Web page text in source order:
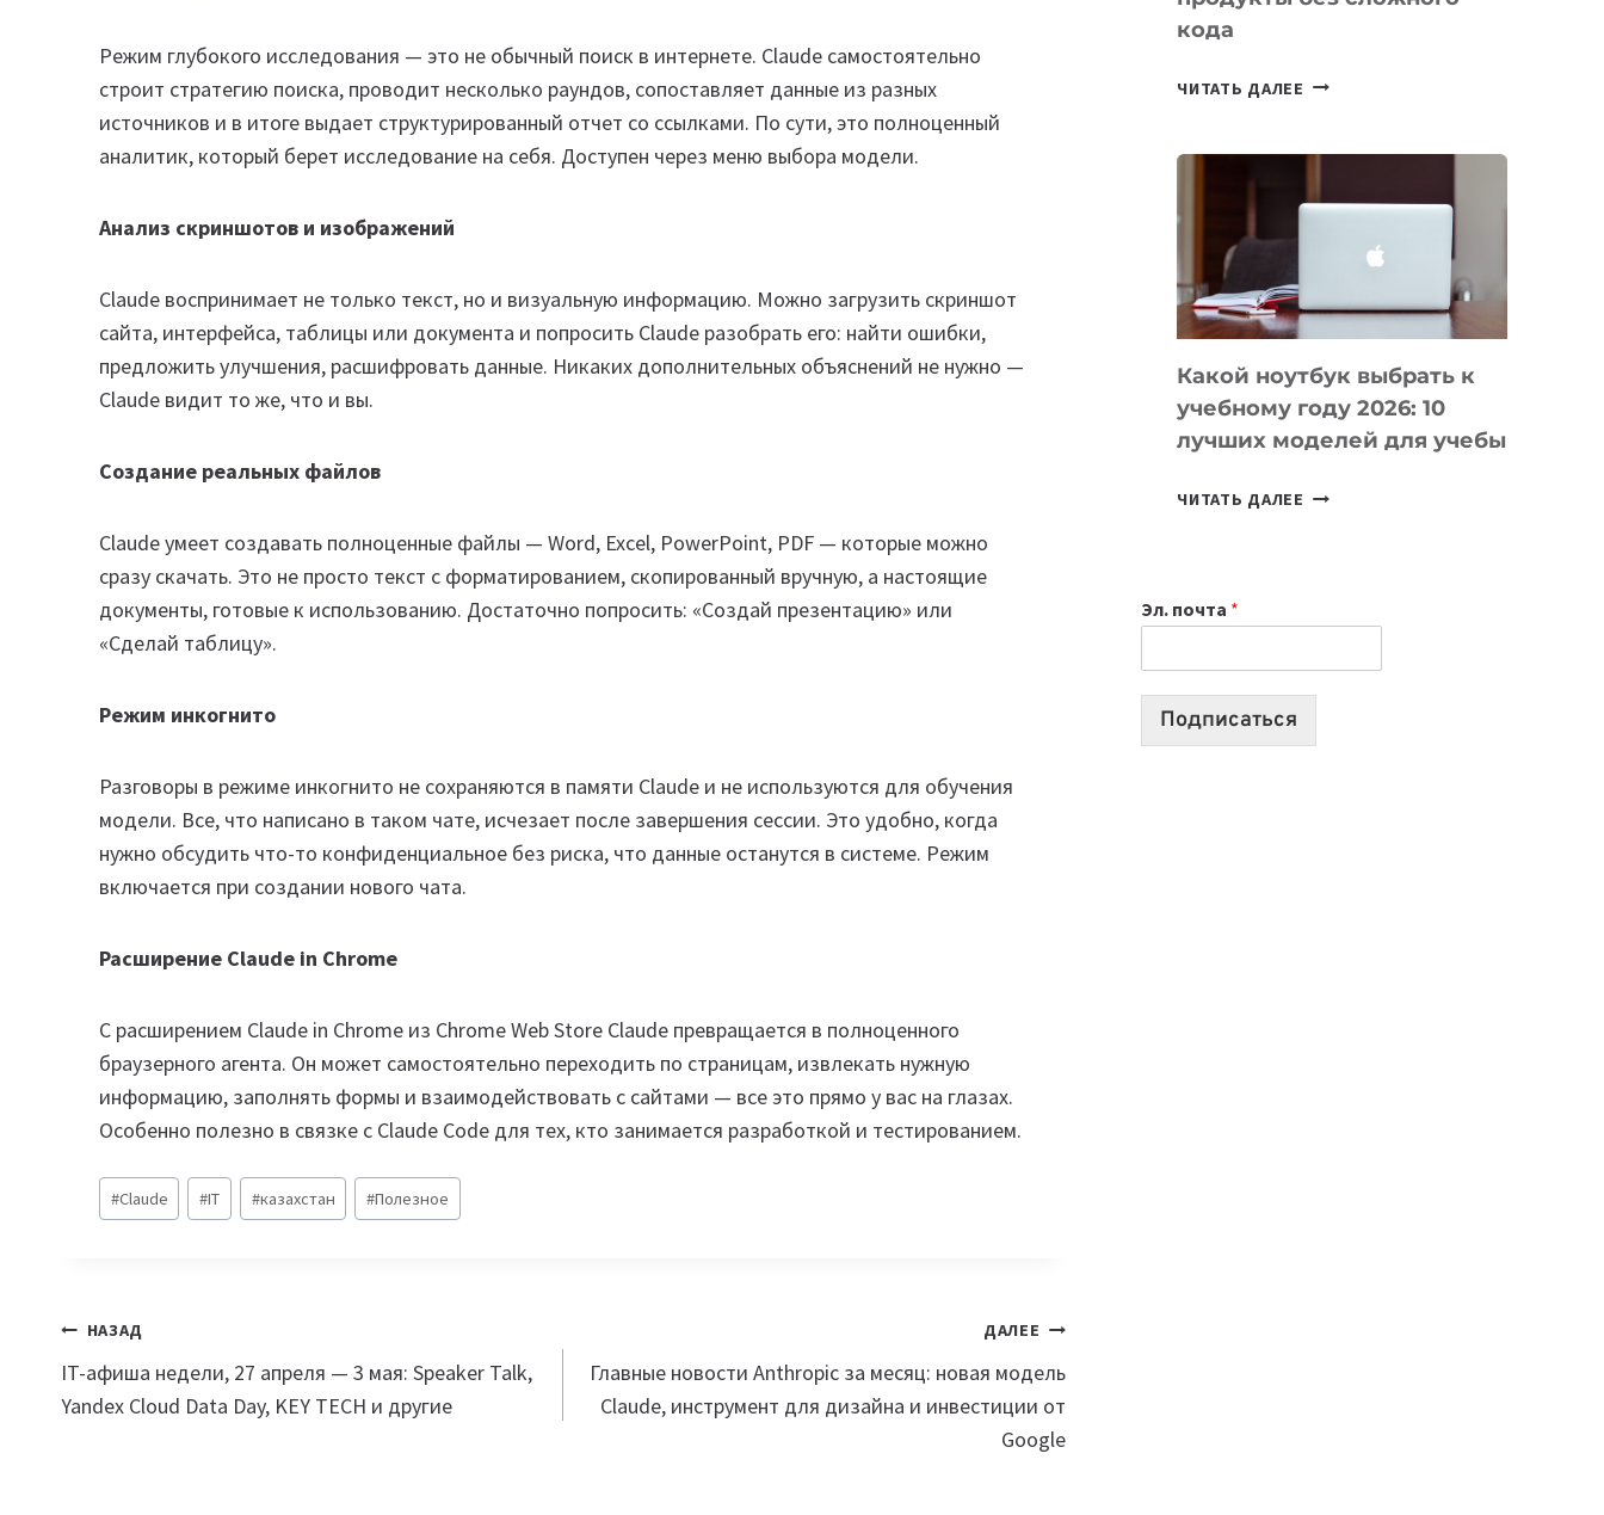
Режим глубокого исследования — это не обычный поиск в интернете. Claude самостоятельно
строит стратегию поиска, проводит несколько раундов, сопоставляет данные из разных
источников и в итоге выдает структурированный отчет со ссылками. По сути, это полноценный
аналитик, который берет исследование на себя. Доступен через меню выбора модели.
Анализ скриншотов и изображений
Claude воспринимает не только текст, но и визуальную информацию. Можно загрузить скриншот
сайта, интерфейса, таблицы или документа и попросить Claude разобрать его: найти ошибки,
предложить улучшения, расшифровать данные. Никаких дополнительных объяснений не нужно —
Claude видит то же, что и вы.
Создание реальных файлов
Claude умеет создавать полноценные файлы — Word, Excel, PowerPoint, PDF — которые можно
сразу скачать. Это не просто текст с форматированием, скопированный вручную, а настоящие
документы, готовые к использованию. Достаточно попросить: «Создай презентацию» или
«Сделай таблицу».
Режим инкогнито
Разговоры в режиме инкогнито не сохраняются в памяти Claude и не используются для обучения
модели. Все, что написано в таком чате, исчезает после завершения сессии. Это удобно, когда
нужно обсудить что-то конфиденциальное без риска, что данные останутся в системе. Режим
включается при создании нового чата.
Расширение Claude in Chrome
С расширением Claude in Chrome из Chrome Web Store Claude превращается в полноценного
браузерного агента. Он может самостоятельно переходить по страницам, извлекать нужную
информацию, заполнять формы и взаимодействовать с сайтами — все это прямо у вас на глазах.
Особенно полезно в связке с Claude Code для тех, кто занимается разработкой и тестированием.
Метки
записи:
#Claude #IT #казахстан #Полезное
Навигация
по
НАЗАД
IT-афиша недели, 27 апреля — 3 мая: Speaker Talk,
Yandex Cloud Data Day, KEY TECH и другие
ДАЛЕЕ
Главные новости Anthropic за месяц: новая модель
Claude, инструмент для дизайна и инвестиции от
Google
кода
ЧИТАТЬ ДАЛЕЕ
КОТОРЫЕ
СОЗДАВАТЬ
БЕЗ
КОДА
Какой ноутбук выбрать к
учебному году 2026: 10
лучших моделей для учебы
ЧИТАТЬ ДАЛЕЕ КАКОЙ
2026:
10
Эл. почта *
Подписаться